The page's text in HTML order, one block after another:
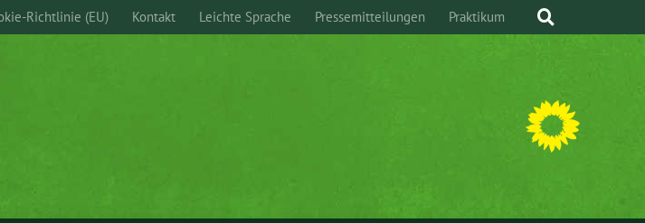
Richtlinie (EU) Kontakt Leichte Sprache Pressemitteilungen Praktikum